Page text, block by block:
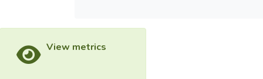
View metrics